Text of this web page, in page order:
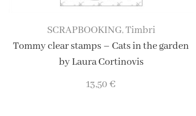
SCRAPBOOKING,Timbri
Tommy clear stamps – Cats in the garden
by Laura Cortinovis
13,50€